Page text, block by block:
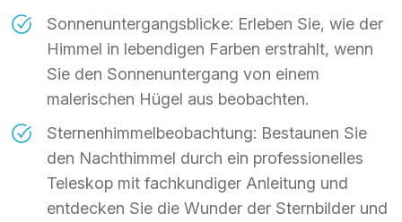
Sonnenuntergangsblicke: Erleben Sie, wie der
Himmel in lebendigen Farben erstrahlt, wenn
Sie den Sonnenuntergang von einem
malerischen Hügel aus beobachten.
Sternenhimmelbeobachtung: Bestaunen Sie
den Nachthimmel durch ein professionelles
Teleskop mit fachkundiger Anleitung und
entdecken Sie die Wunder der Sternbilder und